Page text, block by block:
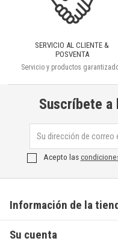
SERVICIO AL CLIENTE &
POSVENTA
Servicio y productos
Suscríbete
Acepto las
Información de la
Su cuenta